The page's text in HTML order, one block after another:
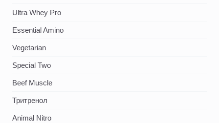
Ultra Whey Pro
Essential Amino
Vegetarian
Special Two
Beef Muscle
Тритренол
Animal Nitro